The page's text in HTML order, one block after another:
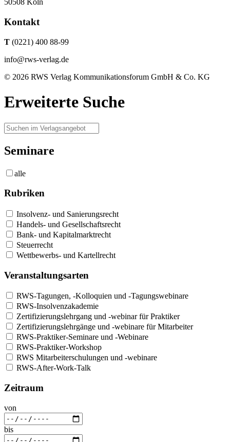
50508 Köln
Kontakt
T (0221) 400 88-99
info@rws-verlag.de
© 2026 RWS Verlag Kommunikationsforum GmbH & Co. KG
Erweiterte Suche
Seminare
alle
Rubriken
Insolvenz- und Sanierungsrecht
Handels- und Gesellschaftsrecht
Bank- und Kapitalmarktrecht
Steuerrecht
Wettbewerbs- und Kartellrecht
Veranstaltungsarten
RWS-Tagungen, -Kolloquien und -Tagungswebinare
RWS-Insolvenzakademie
Zertifizierungslehrgang und -webinar für Praktiker
Zertifizierungslehrgänge und -webinare für Mitarbeiter
RWS-Praktiker-Seminare und -Webinare
RWS-Praktiker-Workshop
RWS Mitarbeiterschulungen und -webinare
RWS-After-Work-Talk
Zeitraum
von
bis